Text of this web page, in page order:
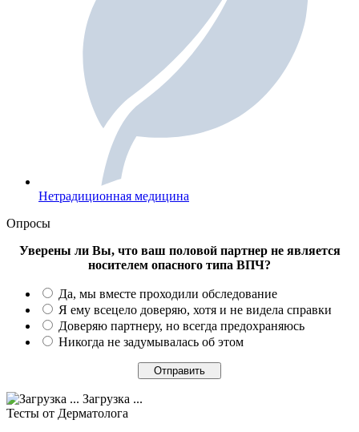
Нетрадиционная медицина
Опросы
Уверены ли Вы, что ваш половой партнер не является
носителем опасного типа ВПЧ?
Да, мы вместе проходили обследование
Я ему всецело доверяю, хотя и не видела справки
Доверяю партнеру, но всегда предохраняюсь
Никогда не задумывалась об этом
Загрузка ...
Тесты от Дерматолога